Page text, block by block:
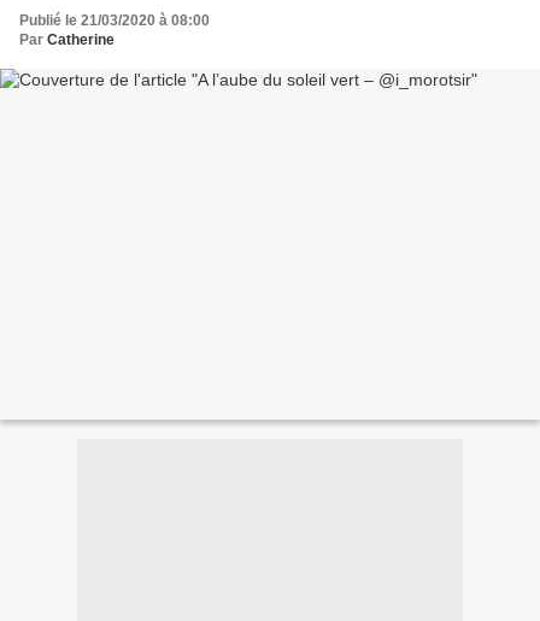
Publié le 21/03/2020 à 08:00
Par Catherine